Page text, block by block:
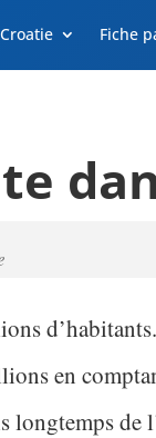
Fiche
en
longtemps de